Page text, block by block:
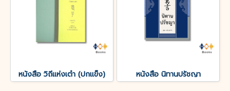
หนังสือ วิถีแห่งเต๋า (ปกแข็ง) หนังสือ นิทานปรัชญา